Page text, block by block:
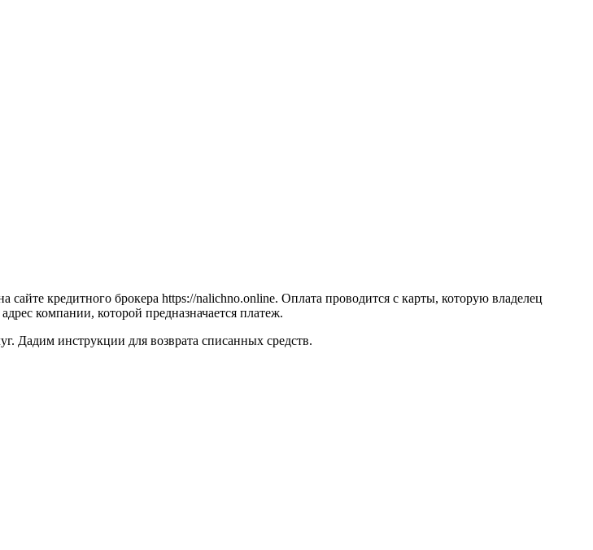
кредитного брокера https://nalichno.online. Оплата проводится с карты, которую владелец
компании, которой предназначается платеж.
Дадим инструкции для возврата списанных средств.